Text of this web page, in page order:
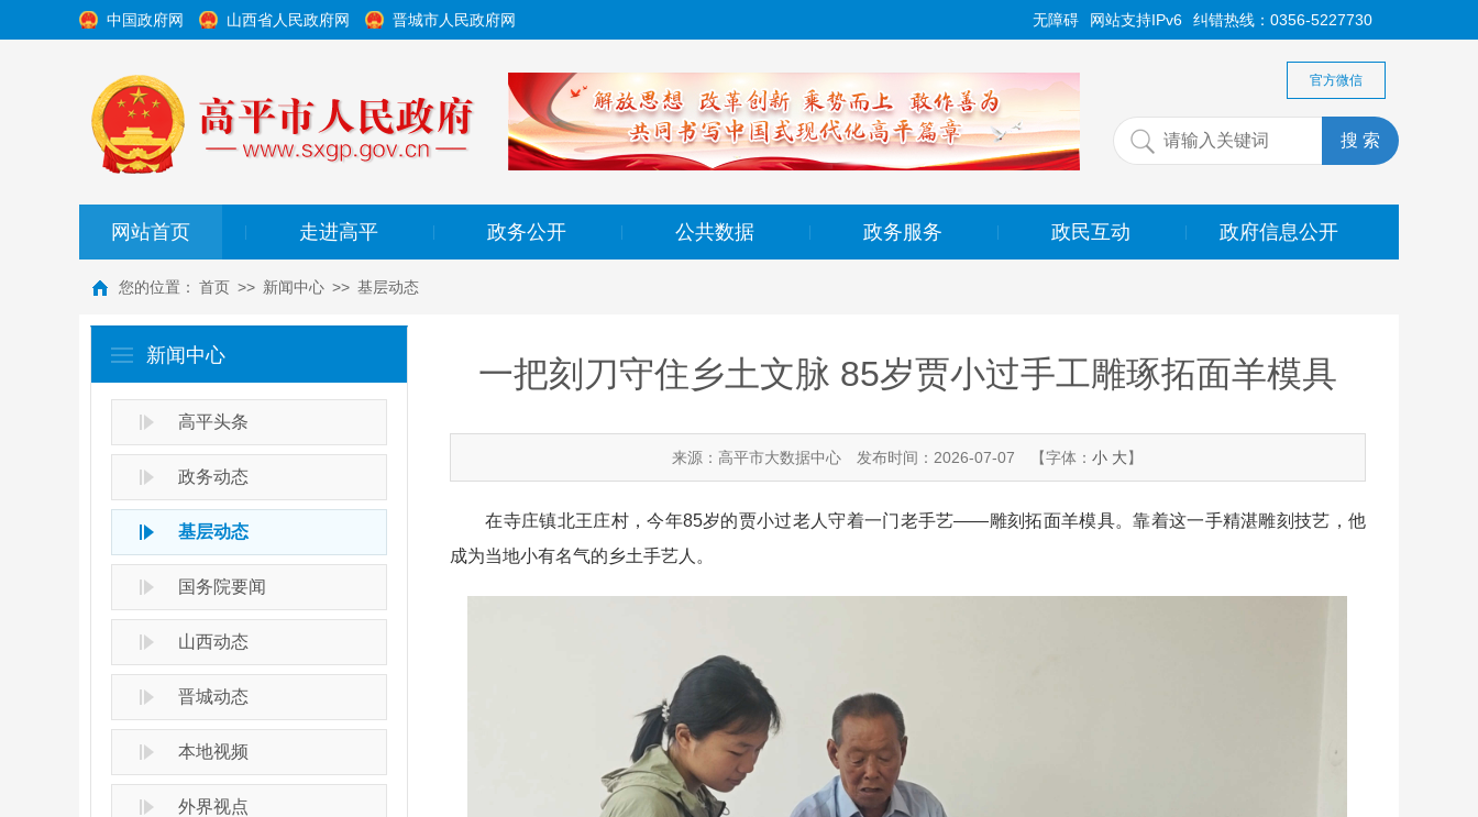
中国政府网 山西省人民政府网 晋城市人民政府网 纠错热线：0356-5227730
网站支持IPv6
无障碍
官方微信
网站首页 走进高平 政务公开 公共数据 政务服务 政民互动 政府信息公开
您的位置： 首页 >> 新闻中心 >> 基层动态
新闻中心
高平头条
政务动态
基层动态
国务院要闻
山西动态
晋城动态
本地视频
外界视点
一把刻刀守住乡土文脉 85岁贾小过手工雕琢拓面羊模具
来源：高平市大数据中心 发布时间：2026-07-07 【字体：小 大】
在寺庄镇北王庄村，今年85岁的贾小过老人守着一门老手艺——雕刻拓面羊模具。靠着这一手精湛雕刻技艺，他
成为当地小有名气的乡土手艺人。